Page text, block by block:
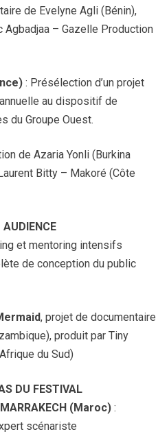
de Evelyne Agli (Bénin),
Agbadjaa – Gazelle Production
: Présélection d’un projet
au dispositif de
du Groupe Ouest.
de Azaria Yonli (Burkina
Bitty – Makoré (Côte
et mentoring intensifs
de conception du public
, projet de documentaire
produit par Tiny
du Sud)
DU FESTIVAL
(Maroc) :
scénariste